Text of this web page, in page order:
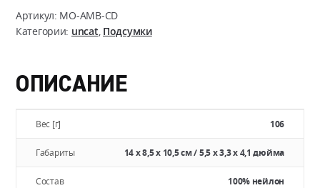
-
Cordura
Артикул: MO-AMB-CD
Категории: uncat Подсумки
ОПИСАНИЕ
Вес [г] 106
Габариты 14 х 8,5 х 10,5 см / 5,5 х 3,3 х 4,1 дюйма
Состав 100% нейлон